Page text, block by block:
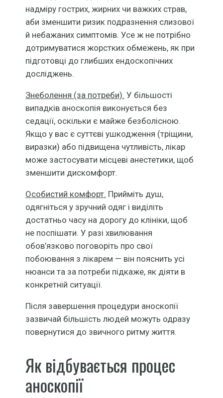
надміру гострих, жирних чи важких страв,
аби зменшити ризик подразнення слизової
й небажаних симптомів. Усе ж не потрібно
дотримуватися жорстких обмежень, як при
підготовці до глибших ендоскопічних
досліджень.
Знеболення (за потреби). У більшості
випадків аноскопія виконується без
седації, оскільки є майже безболісною.
Якщо у вас є суттєві ушкодження (тріщини,
виразки) або підвищена чутливість, лікар
може застосувати місцеві анестетики, щоб
зменшити дискомфорт.
Особистий комфорт. Прийміть душ,
одягніться у зручний одяг і виділіть
достатньо часу на дорогу до клініки, щоб
не поспішати. У разі хвилювання
обов’язково поговоріть про свої
побоювання з лікарем — він пояснить усі
нюанси та за потреби підкаже, як діяти в
конкретній ситуації.
Після завершення процедури аноскопії
зазвичай більшість людей можуть одразу
повернутися до звичного ритму життя.
Як відбувається процес
аноскопії